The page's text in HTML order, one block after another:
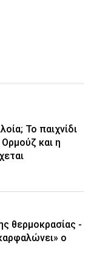
Το παιχνίδι
και η
θερμοκρασίας -
ο